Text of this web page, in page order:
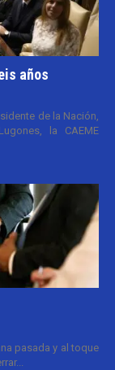
años
de la Nación,
la CAEME
pasada y al toque